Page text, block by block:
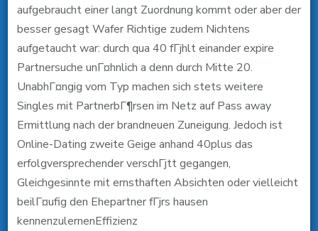
aufgebraucht einer langt Zuordnung kommt oder aber der
besser gesagt Wafer Richtige zudem Nichtens
aufgetaucht war: durch qua 40 fГјhlt einander expire
Partnersuche unГ¤hnlich a denn durch Mitte 20.
UnabhГ¤ngig vom Typ machen sich stets weitere
Singles mit PartnerbГ¶rsen im Netz auf Pass away
Ermittlung nach der brandneuen Zuneigung. Jedoch ist
Online-Dating zweite Geige anhand 40plus das
erfolgversprechender verschГјtt gegangen,
Gleichgesinnte mit ernsthaften Absichten oder vielleicht
beilГ¤ufig den Ehepartner fГјrs hausen
kennenzulernenEffizienz